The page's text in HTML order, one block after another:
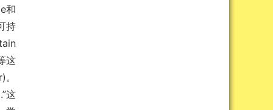
和
持
这
这